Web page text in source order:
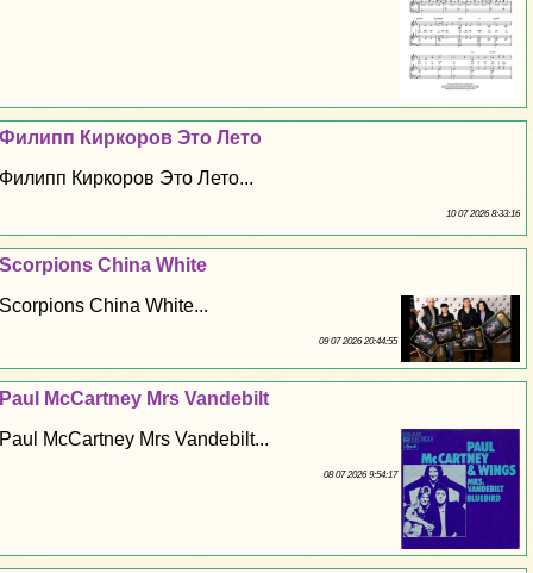
Филипп Киркоров Это Лето
Филипп Киркоров Это Лето...
10 07 2026 8:33:16
Scorpions China White
Scorpions China White...
09 07 2026 20:44:55
Paul McCartney Mrs Vandebilt
Paul McCartney Mrs Vandebilt...
08 07 2026 9:54:17